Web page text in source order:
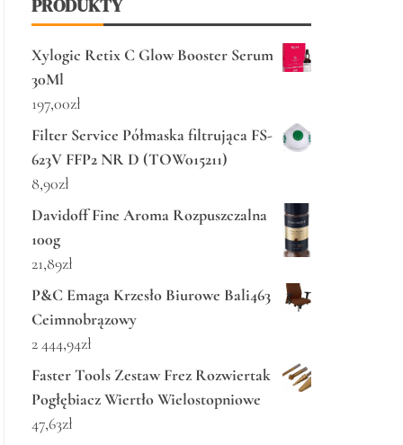
PRODUKTY
Xylogic Retix C Glow Booster Serum
30Ml
197,00zł
Filter Service Półmaska filtrująca FS-
623V FFP2 NR D (TOW015211)
8,90zł
Davidoff Fine Aroma Rozpuszczalna
100g
21,89zł
P&C Emaga Krzesło Biurowe Bali463
Ceimnobrązowy
2 444,94zł
Faster Tools Zestaw Frez Rozwiertak
Pogłębiacz Wiertło Wielostopniowe
47,63zł